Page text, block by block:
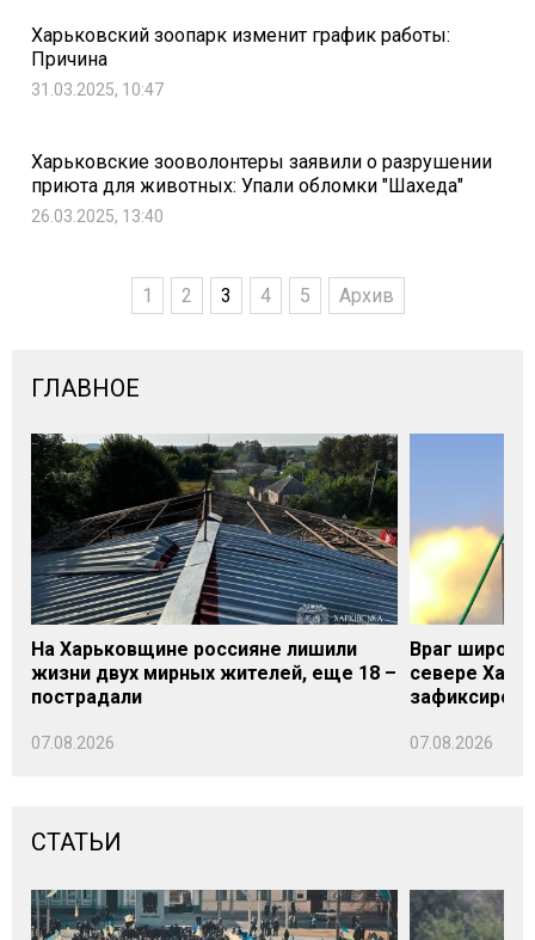
Харьковский зоопарк изменит график работы:
Причина
31.03.2025, 10:47
Харьковские зооволонтеры заявили о разрушении
приюта для животных: Упали обломки "Шахеда"
26.03.2025, 13:40
1 2 3 4 5 Архив
ГЛАВНОЕ
На Харьковщине россияне лишили
жизни двух мирных жителей, еще 18 –
пострадали
07.08.2026
Враг
севере
07.08.2026
СТАТЬИ